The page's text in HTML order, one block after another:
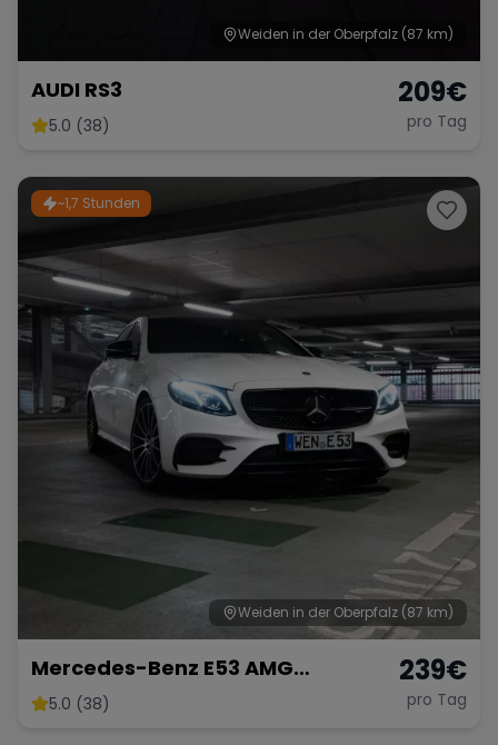
Weiden in der Oberpfalz (87 km)
AUDI RS3
5.0 (38)
209€
pro Tag
~1,7 Stunden
Weiden in der Oberpfalz (87 km)
Mercedes-Benz E53 AMG
Performance
5.0 (38)
239€
pro Tag